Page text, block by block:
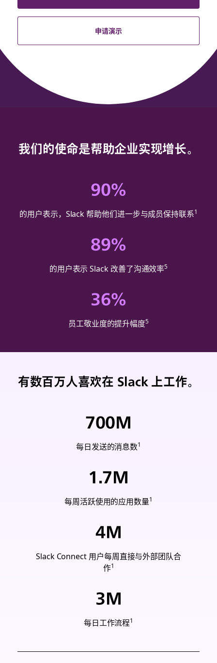
申请演示
我们的使命是帮助企业实现增长。
90%
的用户表示，Slack 帮助他们进一步与成员保持联系1
89%
的用户表示 Slack 改善了沟通效率5
36%
员工敬业度的提升幅度5
有数百万人喜欢在 Slack 上工作。
700M
每日发送的消息数1
1.7M
每周活跃使用的应用数量1
4M
Slack Connect 用户每周直接与外部团队合
作1
3M
每日工作流程1